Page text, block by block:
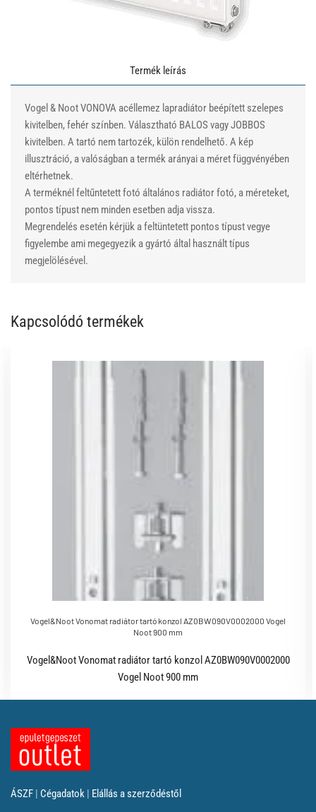
Termék leírás
Vogel & Noot VONOVA acéllemez lapradiátor beépített szelepes
kivitelben, fehér színben. Választható BALOS vagy JOBBOS
kivitelben. A tartó nem tartozék, külön rendelhető. A kép
illusztráció, a valóságban a termék arányai a méret függvényében
eltérhetnek.
A terméknél feltűntetett fotó általános radiátor fotó, a méreteket,
pontos típust nem minden esetben adja vissza.
Megrendelés esetén kérjük a feltüntetett pontos típust vegye
figyelembe ami megegyezik a gyártó által használt típus
megjelölésével.
Kapcsolódó termékek
Vogel&Noot Vonomat radiátor tartó konzol AZ0BW090V0002000 Vogel
Noot 900 mm
Vogel&Noot Vonomat radiátor tartó konzol AZ0BW090V0002000
Vogel Noot 900 mm
ÁSZF | Cégadatok | Elállás a szerződéstől